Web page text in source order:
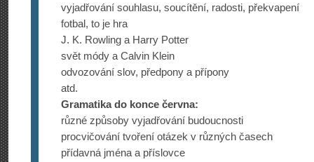
vyjadřování souhlasu, soucítění, radosti, překvapení
fotbal, to je hra
J. K. Rowling a Harry Potter
svět módy a Calvin Klein
odvozování slov, předpony a přípony
atd.
Gramatika do konce června:
různé způsoby vyjadřování budoucnosti
procvičování tvoření otázek v různých časech
přídavná jména a příslovce